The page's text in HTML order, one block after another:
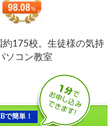
175校。生徒様の気持
ソコン教室
で簡単！